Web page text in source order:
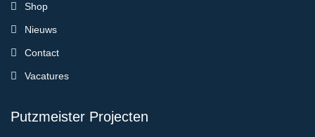
Shop
Nieuws
Contact
Vacatures
Putzmeister Projecten